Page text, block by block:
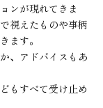
ンが現れてきま
視えたものや事柄
ます。
、アドバイスもあ
もすべて受け止め